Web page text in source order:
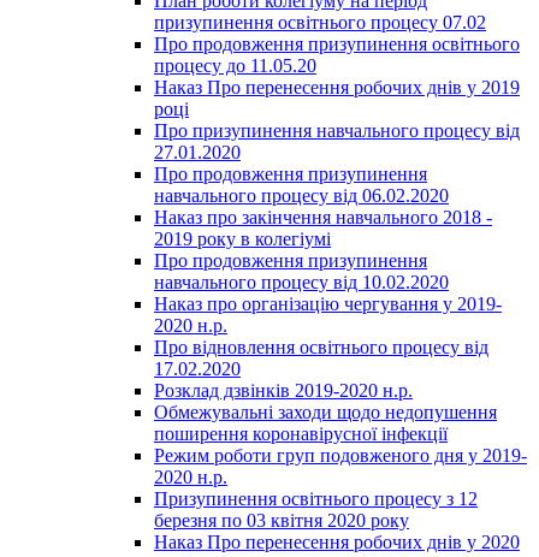
призупинення освітнього процесу 07.02
Про продовження призупинення освітнього
процесу до 11.05.20
Наказ Про перенесення робочих днів у 2019
році
Про призупинення навчального процесу від
27.01.2020
Про продовження призупинення
навчального процесу від 06.02.2020
Наказ про закінчення навчального 2018 -
2019 року в колегіумі
Про продовження призупинення
навчального процесу від 10.02.2020
Наказ про організацію чергування у 2019-
2020 н.р.
Про відновлення освітнього процесу від
17.02.2020
Розклад дзвінків 2019-2020 н.р.
Обмежувальні заходи щодо недопушення
поширення коронавірусної інфекції
Режим роботи груп подовженого дня у 2019-
2020 н.р.
Призупинення освітнього процесу з 12
березня по 03 квітня 2020 року
Наказ Про перенесення робочих днів у 2020